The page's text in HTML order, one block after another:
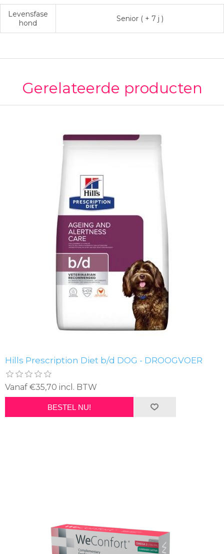
Levensfase
hond
Senior ( + 7 j )
Gerelateerde producten
Hills Prescription Diet b/d DOG - DROOGVOER
Vanaf €35,70 incl. BTW
BESTEL NU!